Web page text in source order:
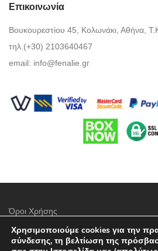
Επικοινωνία
Βουκουρεστίου 45, Κολωνάκι, Αθήνα,
τηλ.(+30) 2103640467
email: info@fenalie.gr
Όροι Χρήσης
Πολιτική προστασίας απορρήτου
Χρησιμοποιούμε cookies για την
σύνδεσης, τη βελτίωση της